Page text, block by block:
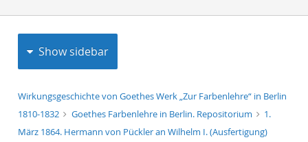
Show sidebar
Wirkungsgeschichte von Goethes Werk „Zur Farbenlehre“ in Berlin
1810-1832
Goethes Farbenlehre in Berlin. Repositorium
1.
März 1864. Hermann von Pückler an Wilhelm I. (Ausfertigung)